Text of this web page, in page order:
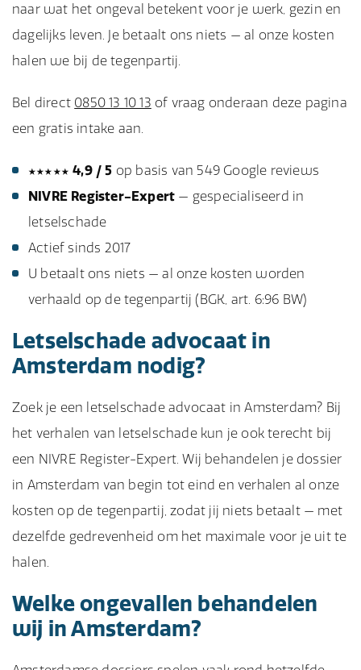
naar wat het ongeval betekent voor je werk, gezin en
dagelijks leven. Je betaalt ons niets — al onze kosten
halen we bij de tegenpartij.
Bel direct 0850 13 10 13 of vraag onderaan deze pagina
een gratis intake aan.
★★★★★4,9 / 5 op basis van 549 Google reviews
NIVRE Register-Expert — gespecialiseerd in
letselschade
Actief sinds 2017
U betaalt ons niets — al onze kosten worden
verhaald op de tegenpartij (BGK, art. 6:96 BW)
Letselschade advocaat in
Amsterdam nodig?
Zoek je een letselschade advocaat in Amsterdam? Bij
het verhalen van letselschade kun je ook terecht bij
een NIVRE Register-Expert. Wij behandelen je dossier
in Amsterdam van begin tot eind en verhalen al onze
kosten op de tegenpartij, zodat jij niets betaalt — met
dezelfde gedrevenheid om het maximale voor je uit te
halen.
Welke ongevallen behandelen
wij in Amsterdam?